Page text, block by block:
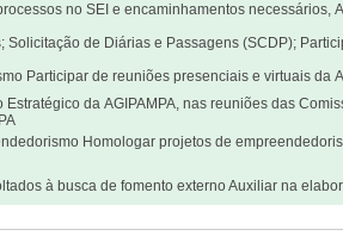
no SEI e encaminhamentos
Solicitação de Diárias e Passagens (SCDP);
Participar de reuniões presenciais e virtuais da
da AGIPAMPA, nas reuniões das
Homologar projetos de
à busca de fomento externo Auxiliar na